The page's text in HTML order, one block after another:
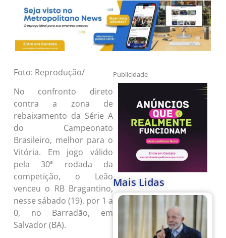
Foto: Reprodução/
No confronto direto
contra a zona de
rebaixamento da Série A
do Campeonato
Brasileiro, melhor para o
Vitória. Em jogo válido
pela 30ª rodada da
competição, o Leão
venceu o RB Bragantino,
nesse sábado (19), por 1 a
0, no Barradão, em
Salvador (BA).
Publicidade
Mais Lidas